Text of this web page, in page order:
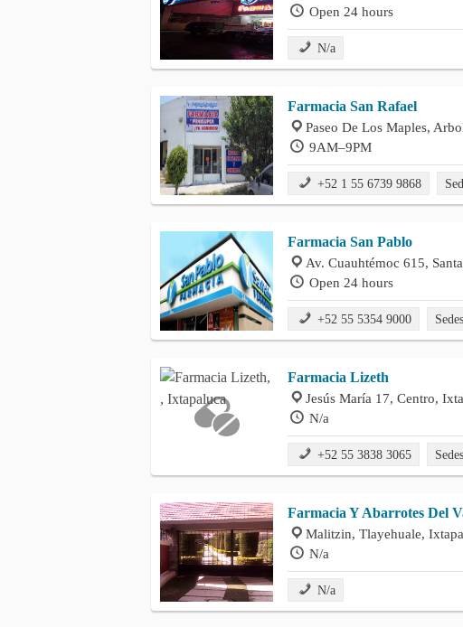
Open 24 hours
N/a
Farmacia San Rafael
Paseo De Los Maples,
9AM–9PM
+52 1 55 6739 9868
Farmacia San Pablo
Av. Cuauhtémoc 615,
Open 24 hours
+52 55 5354 9000
Farmacia Lizeth
Jesús María 17, Centro,
N/a
+52 55 3838 3065
Farmacia Y Abarrotes Del
Malitzin, Tlayehuale,
N/a
N/a